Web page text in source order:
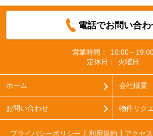
電話でお問い合わ
営業時間：
10:00～
定休日：
火曜日
ホーム 会社概要
お問い合わせ 物件リク
プライバシーポリシー 利用規約 アクセ